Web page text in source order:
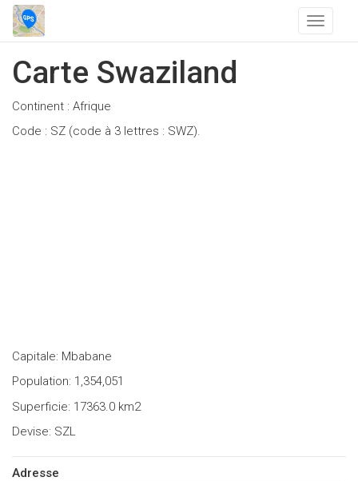
T
o
Carte Swaziland
Continent : Afrique
Code : SZ (code à 3 lettres : SWZ).
Capitale: Mbabane
Population: 1,354,051
Superficie: 17363.0 km2
Devise: SZL
Adresse